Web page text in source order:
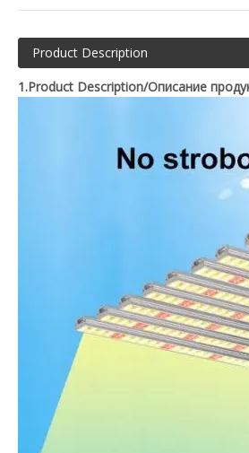
Product Description
1.Product Description/Описание